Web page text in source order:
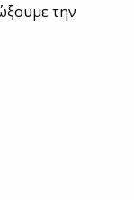
την